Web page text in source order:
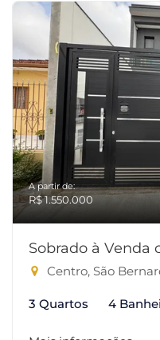
A partir de:
R$ 1.550.000
Sobrado à Venda
Centro, São
3 Quartos 4